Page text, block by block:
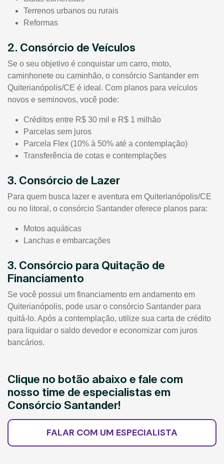
Terrenos urbanos ou rurais
Reformas
2. Consórcio de Veículos
Se o seu objetivo é conquistar um carro, moto,
caminhonete ou caminhão, o consórcio Santander em
Quiterianópolis/CE é ideal. Com planos para veículos
novos e seminovos, você pode:
Créditos entre R$ 30 mil e R$ 1 milhão
Parcelas sem juros
Parcela Flex (10% à 50% até a contemplação)
Transferência de cotas e contemplações
3. Consórcio de Lazer
Para quem busca lazer e aventura em Quiterianópolis/CE
ou no litoral, o consórcio Santander oferece planos para:
Motos aquáticas
Lanchas e embarcações
3. Consórcio para Quitação de
Financiamento
Se você possui um financiamento em andamento em
Quiterianópolis, pode usar o consórcio Santander para
quitá-lo. Após a contemplação, utilize sua carta de crédito
para liquidar o saldo devedor e economizar com juros
bancários.
Clique no botão abaixo e fale com
nosso time de especialistas em
Consórcio Santander!
FALAR COM UM ESPECIALISTA